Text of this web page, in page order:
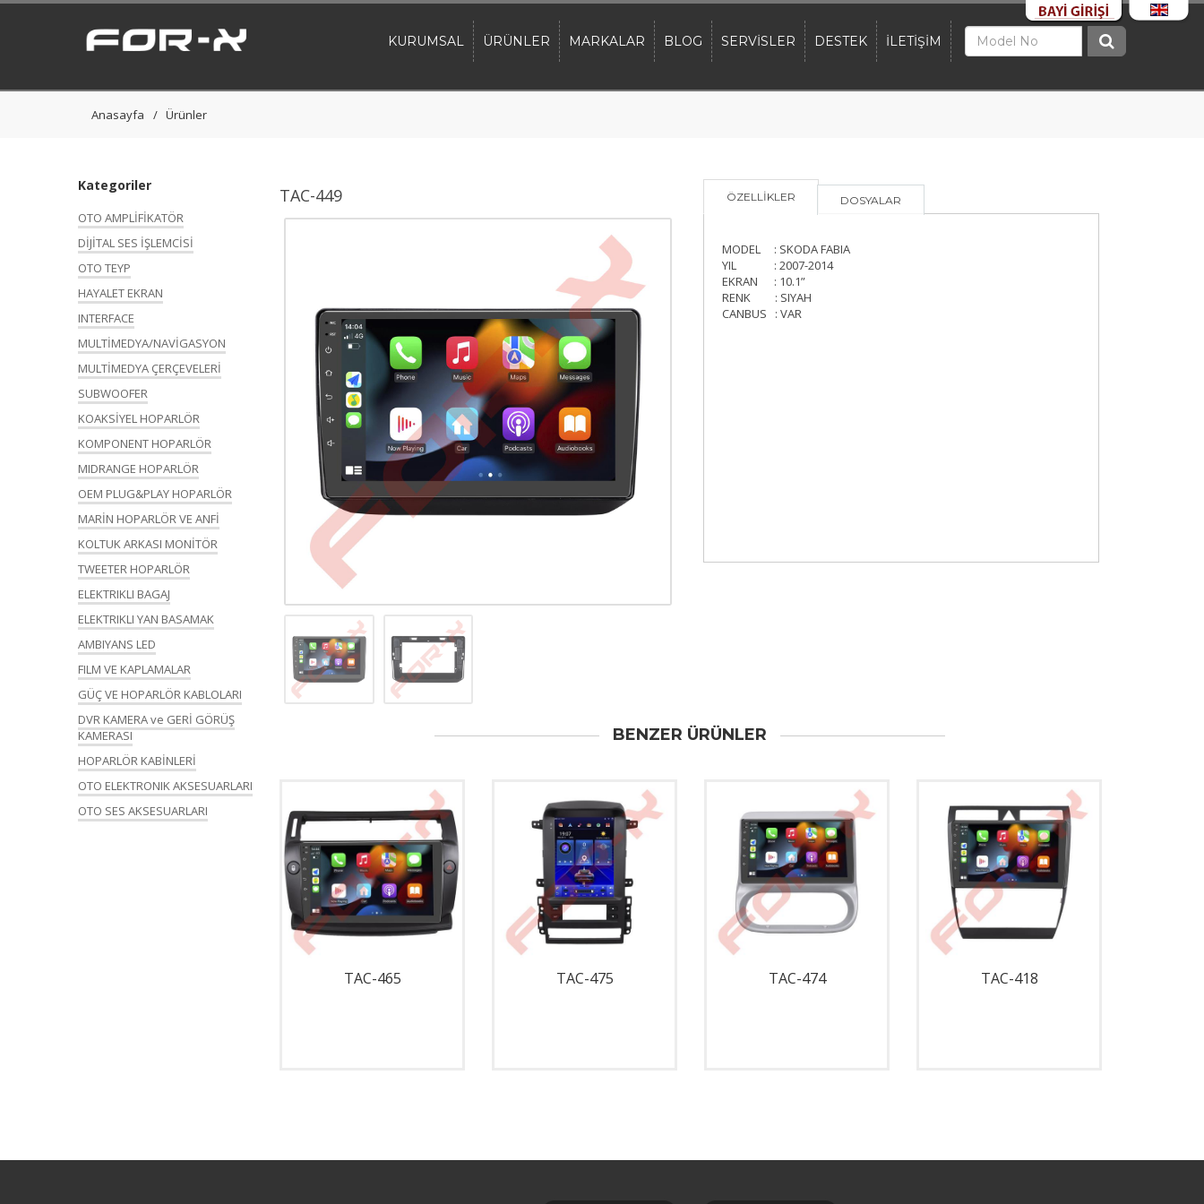
KURUMSAL ÜRÜNLER MARKALAR BLOG SERVİSLER DESTEK İLETİŞİM
Anasayfa Ürünler
Kategoriler
OTO AMPLİFİKATÖR
DİJİTAL SES İŞLEMCİSİ
OTO TEYP
HAYALET EKRAN
INTERFACE
MULTİMEDYA/NAVİGASYON
MULTİMEDYA ÇERÇEVELERİ
SUBWOOFER
KOAKSİYEL HOPARLÖR
KOMPONENT HOPARLÖR
MIDRANGE HOPARLÖR
OEM PLUG&PLAY HOPARLÖR
MARİN HOPARLÖR VE ANFİ
KOLTUK ARKASI MONİTÖR
TWEETER HOPARLÖR
ELEKTRIKLI BAGAJ
ELEKTRIKLI YAN BASAMAK
AMBIYANS LED
FILM VE KAPLAMALAR
GÜÇ VE HOPARLÖR KABLOLARI
DVR KAMERA ve GERİ GÖRÜŞ
KAMERASI
HOPARLÖR KABİNLERİ
OTO ELEKTRONIK AKSESUARLARI
OTO SES AKSESUARLARI
TAC-449 ÖZELLİKLER DOSYALAR
MODEL : SKODA FABIA
YIL : 2007-2014
EKRAN : 10.1”
RENK : SIYAH
CANBUS : VAR
BENZER ÜRÜNLER
TAC-465 TAC-475 TAC-474 TAC-418